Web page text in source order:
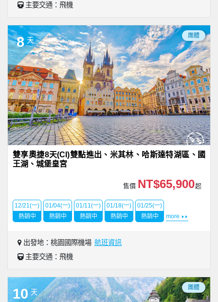
主要交通：飛機
8 天
團體
雙享奧捷8天(CI)雙點進出、米其林、哈斯達特湖區、國
王湖、城堡皇宮
售價 NT$65,900起
12/21(一)
熱銷中
01/04(一)
熱銷中
01/11(一)
熱銷中
01/18(一)
熱銷中
01/25(一)
熱銷中
more
出發地：桃園國際機場 航班資訊
主要交通：飛機
10 天
團體